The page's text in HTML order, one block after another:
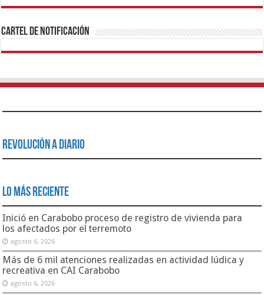
1xbetBetturkeyBetistKralbetSupertotobetTipobetMatadorbetMariobet
https://mvbcasino.com/
Cartel de Notificación
Revolución a Diario
Lo Más Reciente
Inició en Carabobo proceso de registro de vivienda para
los afectados por el terremoto
agosto 6, 2026
Más de 6 mil atenciones realizadas en actividad lúdica y
recreativa en CAI Carabobo
agosto 6, 2026